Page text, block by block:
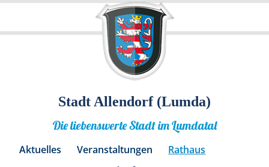
Stadt Allendorf (Lumda)
Die liebenswerte Stadt im Lumdatal
Aktuelles Veranstaltungen
Rathaus